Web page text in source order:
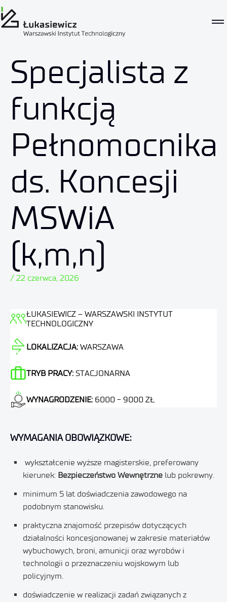
Specjalista z
funkcją
Pełnomocnika
ds. Koncesji
MSWiA
(k,m,n)
/ 22 czerwca, 2026
ŁUKASIEWICZ – WARSZAWSKI INSTYTUT
TECHNOLOGICZNY
LOKALIZACJA: WARSZAWA
TRYB PRACY: STACJONARNA
WYNAGRODZENIE: 6000 - 9000 ZŁ
WYMAGANIA OBOWIĄZKOWE:
wykształcenie wyższe magisterskie, preferowany
kierunek: Bezpieczeństwo Wewnętrzne lub pokrewny.
minimum 5 lat doświadczenia zawodowego na
podobnym stanowisku.
praktyczna znajomość przepisów dotyczących
działalności koncesjonowanej w zakresie materiałów
wybuchowych, broni, amunicji oraz wyrobów i
technologii o przeznaczeniu wojskowym lub
policyjnym.
doświadczenie w realizacji zadań związanych z